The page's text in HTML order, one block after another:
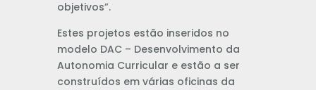
objetivos”.
Estes projetos estão inseridos no
modelo DAC – Desenvolvimento da
Autonomia Curricular e estão a ser
construídos em várias oficinas da